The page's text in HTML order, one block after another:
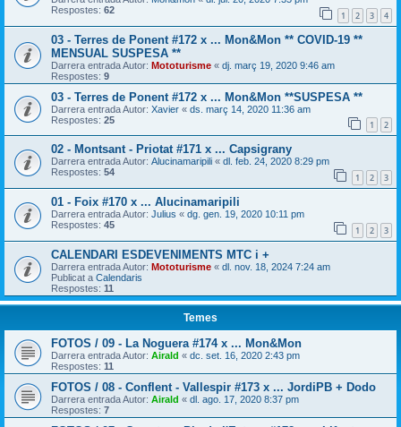
Respostes: 62 1 2 3 4
03 - Terres de Ponent #172 x ... Mon&Mon ** COVID-19 **
MENSUAL SUSPESA **
Darrera entrada Autor: Mototurisme « dj. març 19, 2020 9:46 am
Respostes: 9
03 - Terres de Ponent #172 x ... Mon&Mon **SUSPESA **
Darrera entrada Autor: Xavier « ds. març 14, 2020 11:36 am
Respostes: 25 1 2
02 - Montsant - Priotat #171 x ... Capsigrany
Darrera entrada Autor: Alucinamaripili « dl. feb. 24, 2020 8:29 pm
Respostes: 54 1 2 3
01 - Foix #170 x ... Alucinamaripili
Darrera entrada Autor: Julius « dg. gen. 19, 2020 10:11 pm
Respostes: 45 1 2 3
CALENDARI ESDEVENIMENTS MTC i +
Darrera entrada Autor: Mototurisme « dl. nov. 18, 2024 7:24 am
Publicat a Calendaris
Respostes: 11
Temes
FOTOS / 09 - La Noguera #174 x ... Mon&Mon
Darrera entrada Autor: Airald « dc. set. 16, 2020 2:43 pm
Respostes: 11
FOTOS / 08 - Conflent - Vallespir #173 x ... JordiPB + Dodo
Darrera entrada Autor: Airald « dl. ago. 17, 2020 8:37 pm
Respostes: 7